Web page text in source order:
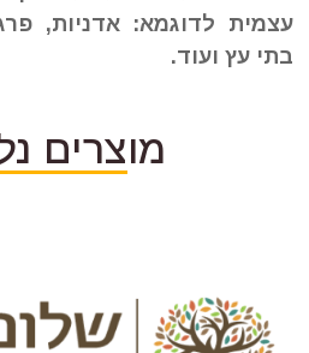
עצמית לדוגמא: אדניות,
בתי עץ ועוד.
מוצרים